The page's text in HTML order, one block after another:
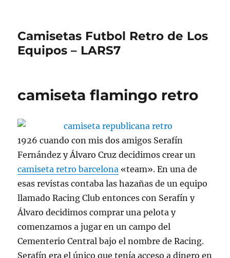
Camisetas Futbol Retro de Los
Equipos – LARS7
camiseta flamingo retro
1926 cuando con mis dos amigos Serafín
Fernández y Álvaro Cruz decidimos crear un
camiseta retro barcelona «team». En una de
esas revistas contaba las hazañas de un equipo
llamado Racing Club entonces con Serafín y
Álvaro decidimos comprar una pelota y
comenzamos a jugar en un campo del
Cementerio Central bajo el nombre de Racing.
Serafín era el único que tenía acceso a dinero en